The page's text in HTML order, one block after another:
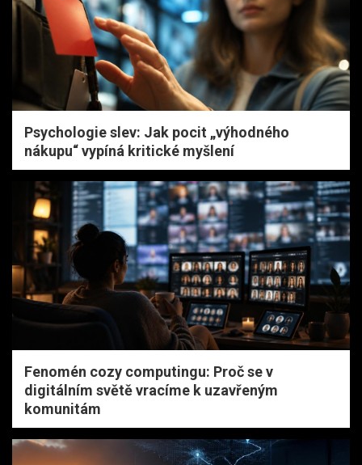
Psychologie slev: Jak pocit „výhodného
nákupu“ vypíná kritické myšlení
Fenomén cozy computingu: Proč se v
digitálním světě vracíme k uzavřeným
komunitám